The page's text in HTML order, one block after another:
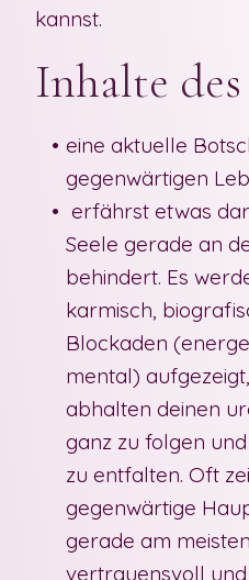
kannst.
Inhalte
eineaktuelle
gegenwärtigen
erfährst etwas
Seele gerade an
behindert. Es
karmisch,
Blockaden
mental)aufgezeigt
abhalten deinen
ganz zu folgen
zu entfalten. Oft
gegenwärtige
gerade am
vertrauensvoll